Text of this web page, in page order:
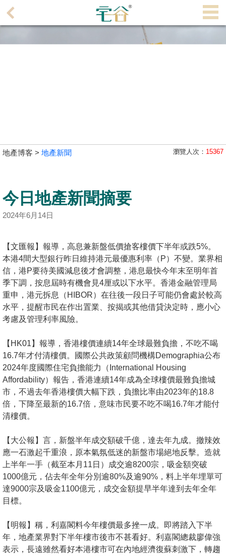
理
主
宅
谷
揭
地
產
博
客
產
新
聞
數
據
公
佈
置
業
手
冊
關
於
我
地產博客 > 地產新聞 瀏覽人次： 15367
今日地產新聞摘要
2024年6月14日
【文匯報】報導，高息兼新盤低價搶客樓價下半年或跌5%。
本港4間大型銀行昨日維持港元最優惠利率（P）不變。業界相
信，港P要待美國減息後才會調整，港息最快今年末至明年首
季下調，按息屆時有機會見4厘或以下水平。香港金融管理局
重申，港元拆息（HIBOR）在往後一段日子可能仍會處於較高
水平，提醒市民在作出置業、按揭或其他借貸決定時，應小心
考慮及管理利率風險。
【HK01】報導，香港樓價連續14年全球最難負擔，不吃不喝
16.7年才付清樓價。國際公共政策顧問機構Demographia公布
2024年度國際住宅負擔能力（International Housing
Affordability）報告，香港連續14年成為全球樓價最難負擔城
市，不過去年香港樓價大幅下跌，負擔比率由2023年的18.8
倍，下降至最新的16.7倍，意味市民要不吃不喝16.7年才能付
清樓價。
【大公報】言，新盤半年成交額破千億，達去年九成。撤辣效
應一石激起千重浪，原本氣氛低迷的新盤市場絕地反擊。造就
上半年一手（截至本月11日）成交逾8200宗，吸金額突破
1000億元，佔去年全年分別逾80%及逾90%，料上半年埋單可
達9000宗及吸金1100億元，成交金額提早半年達到去年全年
目標。
【明報】稱，利嘉閣料今年樓價最多挫一成。即將踏入下半
年，地產業界對下半年樓市後市不甚看好。利嘉閣總裁廖偉強
表示，長遠雖然看好本港樓市可在內地經濟復蘇刺激下，轉趨